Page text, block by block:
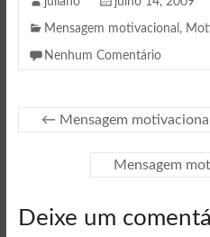
Mensagem motivacional ,
Nenhum Comentário
← Mensagem
Mensagem
Deixe um